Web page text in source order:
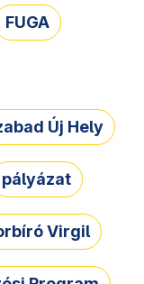
FUGA
Új Hely
pályázat
Virgil